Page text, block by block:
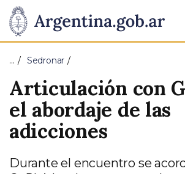
Presidencia
de
Nación
Pasar al contenido principal
… Sedronar
Articulación con
el abordaje de las
adicciones
Durante el encuentro se